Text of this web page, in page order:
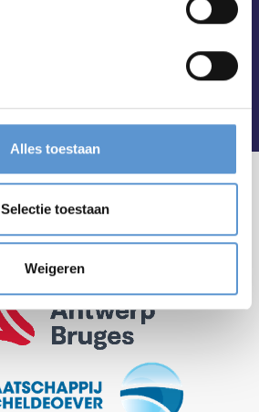
Alles toestaan
Selectie toestaan
Weigeren